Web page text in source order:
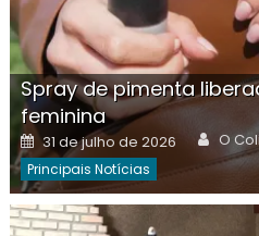
Spray de pimenta
feminina
Posted
on
31 de julho de 2026 O
Principais Notícias